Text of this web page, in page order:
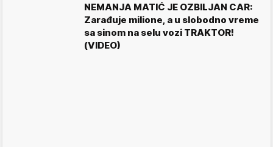
NEMANJA MATIĆ JE OZBILJAN CAR:
Zarađuje milione, a u slobodno vreme
sa sinom na selu vozi TRAKTOR!
(VIDEO)